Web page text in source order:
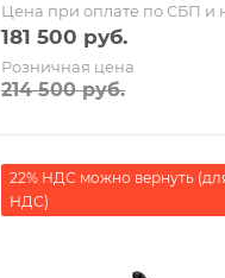
Цена при оплате по СБП и
181 500 руб.
Розничная цена
214 500руб.
22% НДС можно вернуть
НДС)